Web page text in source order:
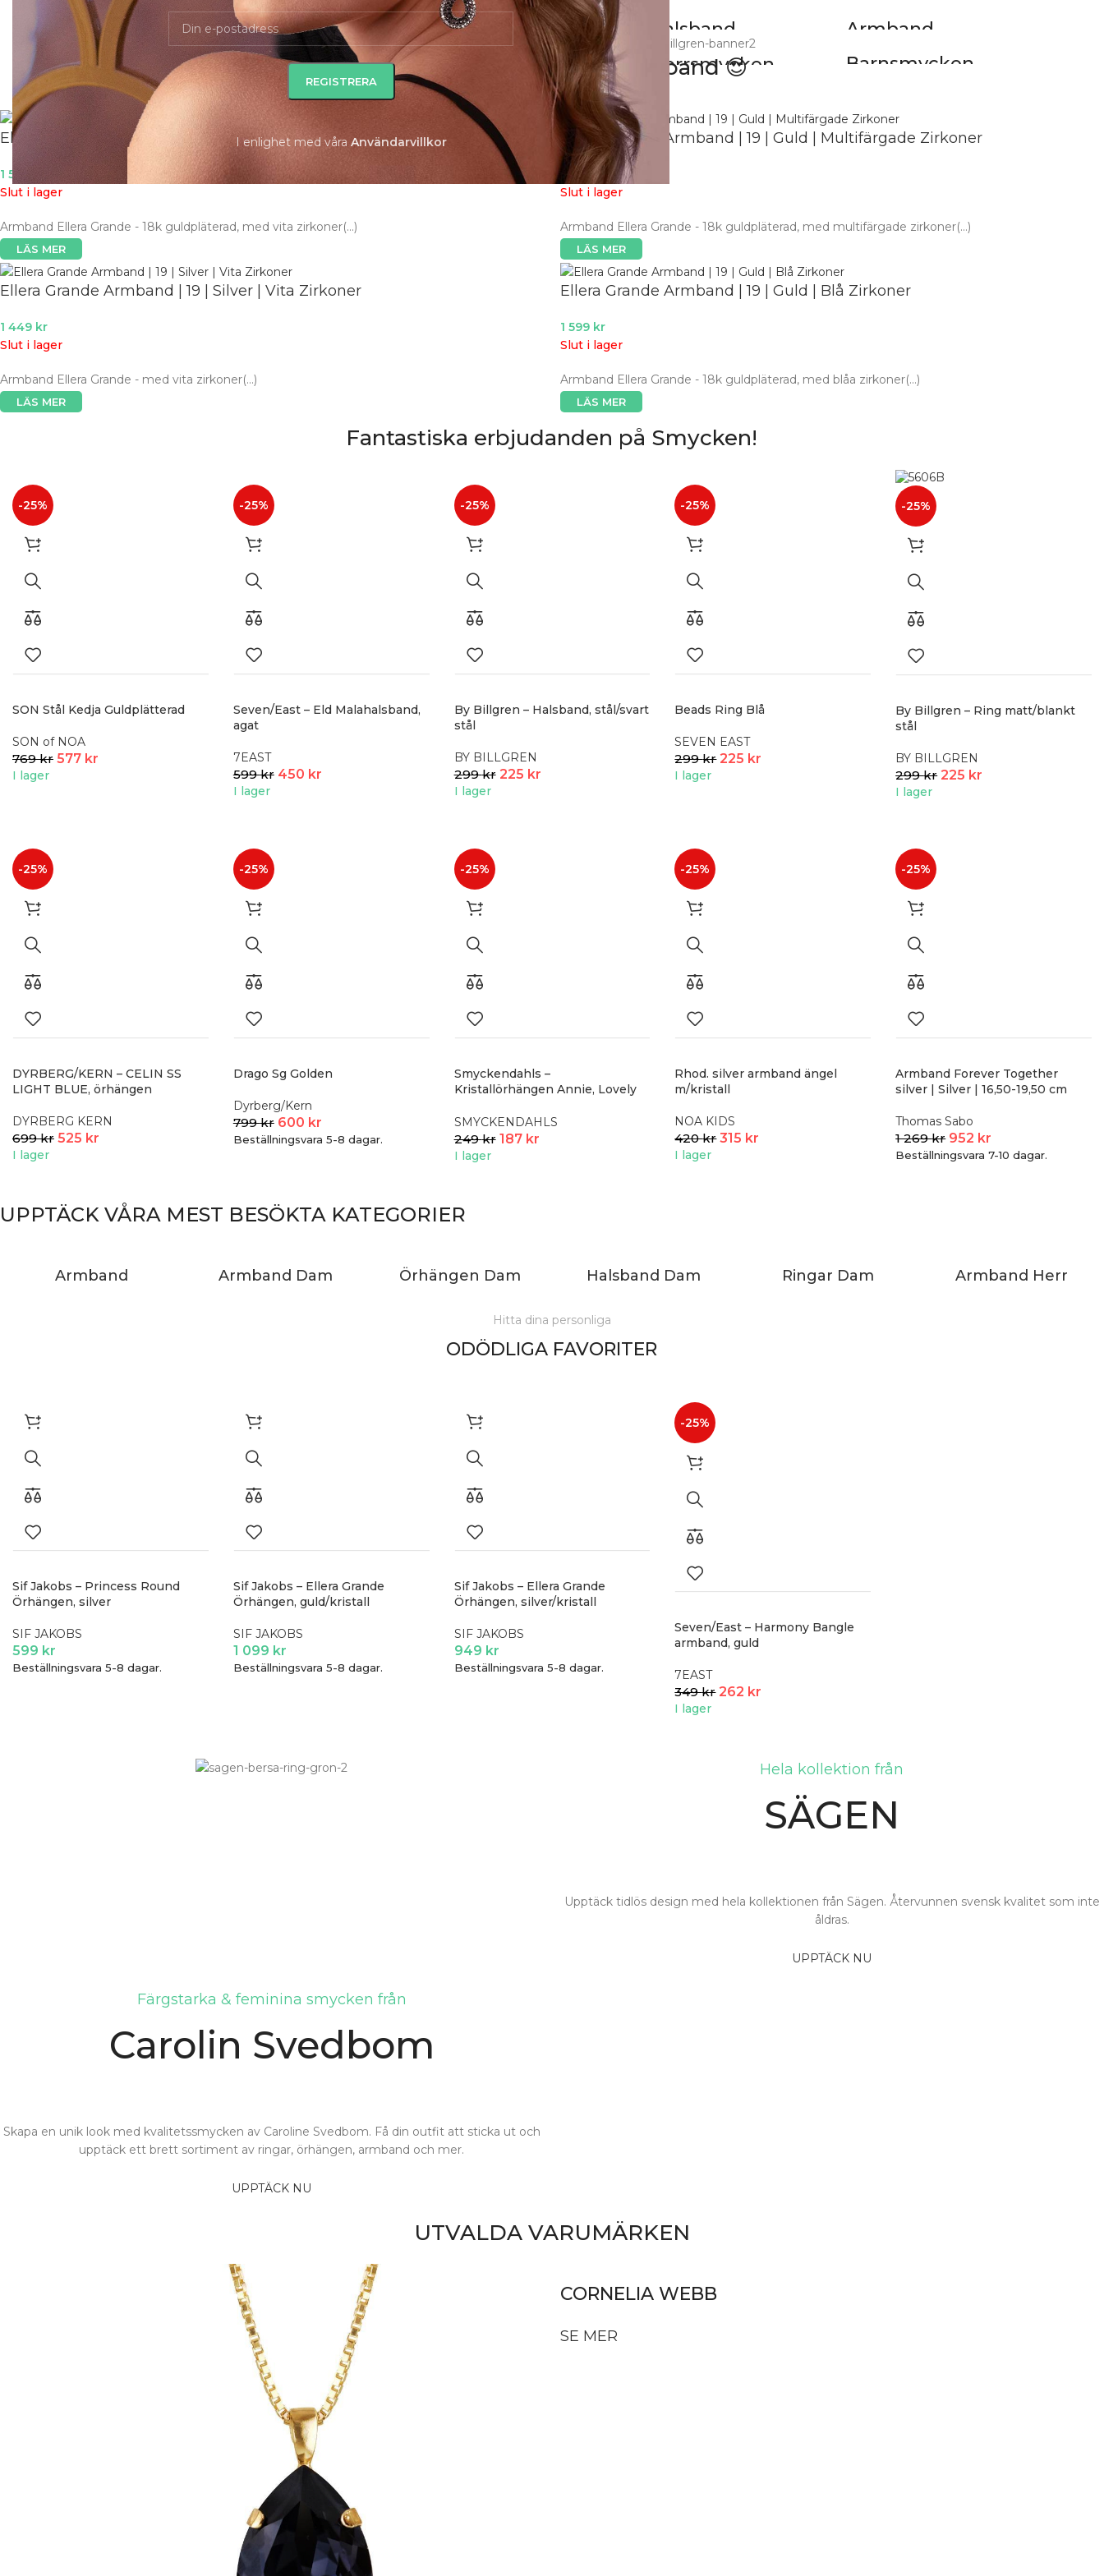
I enlighet med våra Användarvillkor
Till Henne
Till Honom
Alla Erbjudanden
Ringar
Örhängen
Halsband
Herrsmycken
Armband
Barnsmycken
Sif Jakobs Ellera Grande Armband 😍
Ellera Grande Armband | 18 | Guld | Vita Zirkoner
1 599
Slut i lager
Armband Ellera Grande - 18k guldpläterad, med vita zirkoner(...)
LÄS MER
Ellera Grande Armband | 19 | Silver | Vita Zirkoner
1 449 kr
Slut i lager
Armband Ellera Grande - med vita zirkoner(...)
LÄS MER
Ellera Grande Armband | 19 | Guld | Multifärgade Zirkoner
1 599kr
Slut i lager
Armband Ellera Grande - 18k guldpläterad, med multifärgade zirkoner(...)
LÄS MER
Ellera Grande Armband | 19 | Guld | Blå Zirkoner
1 599 kr
Slut i lager
Armband Ellera Grande - 18k guldpläterad, med blåa zirkoner(...)
LÄS MER
Fantastiska erbjudanden på Smycken!
-25%
SON Stål Kedja Guldplätterad
SON of NOA
769kr 577 kr
I lager
-25%
Seven/East – Eld Malahalsband,
agat
7EAST
599kr 450 kr
I lager
-25%
By Billgren – Halsband, stål/svart
stål
BY BILLGREN
299kr 225 kr
I lager
-25%
Beads Ring Blå
SEVEN EAST
299kr 225 kr
I lager
-25%
By Billgren – Ring matt/blankt
stål
BY BILLGREN
299kr 225 kr
I lager
-25%
DYRBERG/KERN – CELIN SS
LIGHT BLUE, örhängen
DYRBERG KERN
699kr 525 kr
I lager
-25%
Drago Sg Golden
Dyrberg/Kern
799kr 600 kr
Beställningsvara 5-8 dagar.
-25%
Smyckendahls –
Kristallörhängen Annie, Lovely
SMYCKENDAHLS
249kr 187 kr
I lager
-25%
Rhod. silver armband ängel
m/kristall
NOA KIDS
420kr 315 kr
I lager
-25%
Armband Forever Together
silver | Silver | 16,50-19,50 cm
Thomas Sabo
1 269kr 952 kr
Beställningsvara 7-10 dagar.
UPPTÄCK VÅRA MEST BESÖKTA KATEGORIER
Armband Armband Dam Örhängen Dam Halsband Dam Ringar Dam Armband Herr
Hitta dina personliga
ODÖDLIGA FAVORITER
Sif Jakobs – Princess Round
Örhängen, silver
SIF JAKOBS
599 kr
Beställningsvara 5-8 dagar.
Sif Jakobs – Ellera Grande
Örhängen, guld/kristall
SIF JAKOBS
1 099 kr
Beställningsvara 5-8 dagar.
Sif Jakobs – Ellera Grande
Örhängen, silver/kristall
SIF JAKOBS
949 kr
Beställningsvara 5-8 dagar.
-25%
Seven/East – Harmony Bangle
armband, guld
7EAST
349kr 262 kr
I lager
Hela kollektion från
SÄGEN
Upptäck tidlös design med hela kollektionen från Sägen. Återvunnen svensk kvalitet som inte
åldras.
UPPTÄCK NU
Färgstarka & feminina smycken från
Carolin Svedbom
Skapa en unik look med kvalitetssmycken av Caroline Svedbom. Få din outfit att sticka ut och
upptäck ett brett sortiment av ringar, örhängen, armband och mer.
UPPTÄCK NU
UTVALDA VARUMÄRKEN
CORNELIA WEBB
SE MER